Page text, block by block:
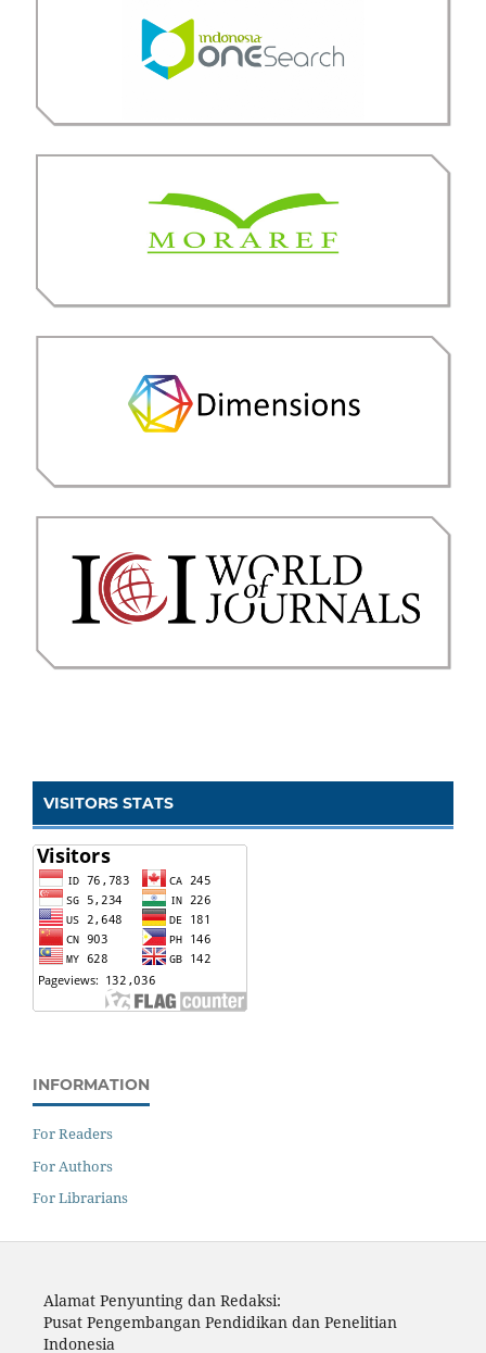
VISITORS STATS
INFORMATION
For Readers
For Authors
For Librarians
Alamat Penyunting dan Redaksi:
Pusat Pengembangan Pendidikan dan Penelitian
Indonesia